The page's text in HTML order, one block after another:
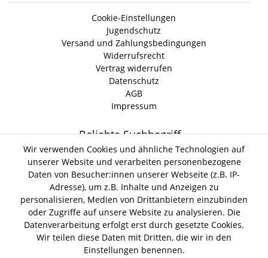
Cookie-Einstellungen
Jugendschutz
Versand und Zahlungsbedingungen
Widerrufsrecht
Vertrag widerrufen
Datenschutz
AGB
Impressum
Beliebte Suchbegriff
Gin Tonic Kokoswasser Lind Lime GinMonkey 47 Gin
Erdnussöl Alpako Gin Isle of Harris GinThomas
Henry Hendrick s Gin Gin Tasting BoxSan Marzano
Tomaten Boar Gin Summer GinAlbaöl Tartufi Pralinen
Fever Tree 1724 TonicFentimans Tonic
Lagerverkauf
Wir verwenden Cookies und ähnliche Technologien auf
unserer Website und verarbeiten personenbezogene
Daten von Besucher:innen unserer Webseite (z.B. IP-
Adresse), um z.B. Inhalte und Anzeigen zu
personalisieren, Medien von Drittanbietern einzubinden
oder Zugriffe auf unsere Website zu analysieren. Die
Datenverarbeitung erfolgt erst durch gesetzte Cookies.
Wir teilen diese Daten mit Dritten, die wir in den
Einstellungen benennen.